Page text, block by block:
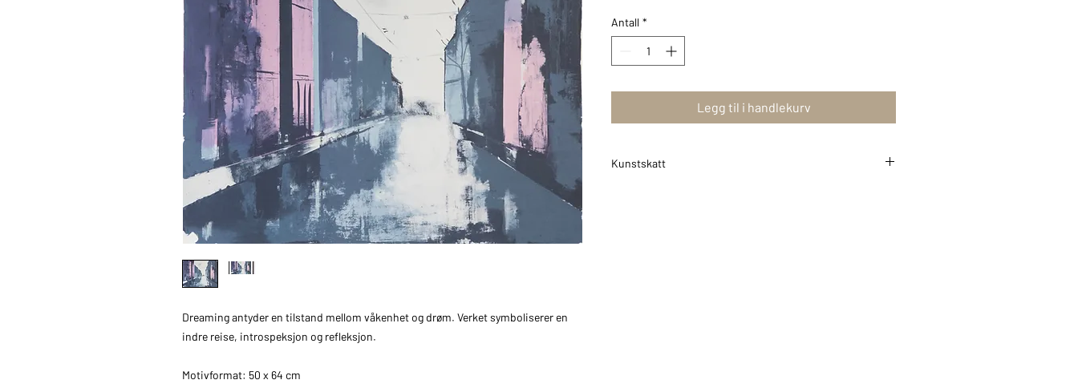
Dreaming antyder en tilstand mellom våkenhet og drøm. Verket symboliserer en
indre reise, introspeksjon og refleksjon.
Motivformat: 50 x 64 cm
Antall *
Legg til i handlekurv
Kunstskatt